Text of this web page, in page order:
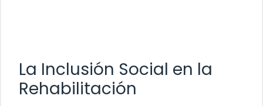
La Inclusión Social en la
Rehabilitación